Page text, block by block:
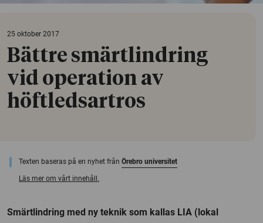
25 oktober 2017
Bättre smärtlindring
vid operation av
höftledsartros
Texten baseras på en nyhet från Örebro universitet
Läs mer om vårt innehåll.
Smärtlindring med ny teknik som kallas LIA (lokal